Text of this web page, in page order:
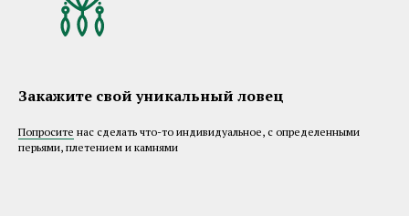
Закажите свой уникальный ловец
Попросите нас сделать что-то индивидуальное, с определенными
перьями, плетением и камнями